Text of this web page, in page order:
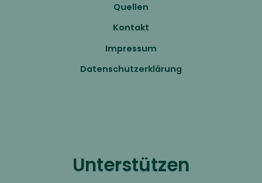
Quellen
Kontakt
Impressum
Datenschutzerklärung
Unterstützen